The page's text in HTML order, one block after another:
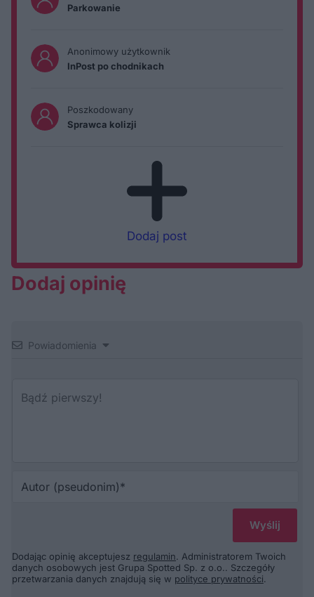
Parkowanie
Anonimowy użytkownik
InPost po chodnikach
Poszkodowany
Sprawca kolizji
Dodaj post
Dodaj opinię
Powiadomienia
Dodając opinię akceptujesz regulamin. Administratorem Twoich
danych osobowych jest Grupa Spotted Sp. z o.o.. Szczegóły
przetwarzania danych znajdują się w polityce prywatności.